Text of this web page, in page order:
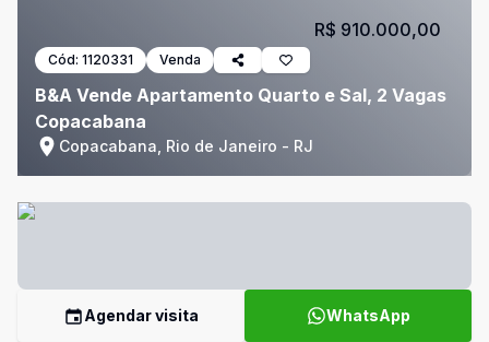
Cód: 1120331 Venda
B&A Vende Apartamento Quarto e Sal, 2 Vagas
Copacabana
Copacabana, Rio de Janeiro - RJ
R$ 910.000,00
Agendar visita WhatsApp